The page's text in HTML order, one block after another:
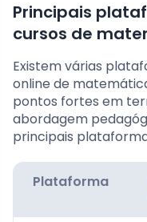
Principais
cursos de
Existem várias
online de
pontos fortes em
abordagem
principais
Plataforma